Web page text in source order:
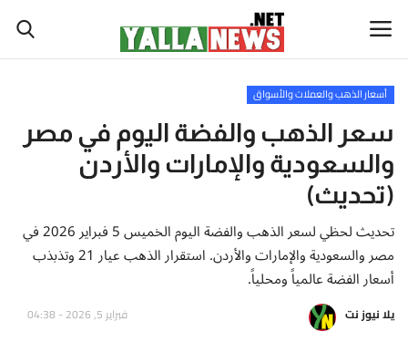
أخبار العالم
أخبار الوطن العربي
سياسة واقتصاد
رياضة
ثقافة وفن
أسعار الذهب والعملات والأسواق
سعر الذهب والفضة اليوم في مصر
والسعودية والإمارات والأردن
(تحديث)
تحديث لحظي لسعر الذهب والفضة اليوم الخميس 5 فبراير 2026 في
مصر والسعودية والإمارات والأردن. استقرار الذهب عيار 21 وتذبذب
أسعار الفضة عالمياً ومحلياً.
يلا نيوز نت فبراير 5, 2026 - 04:38